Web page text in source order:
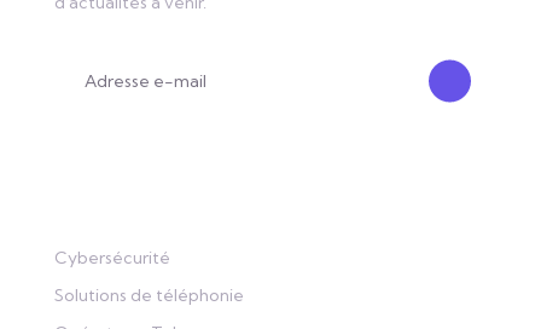
Cybersécurité
Solutions de téléphonie